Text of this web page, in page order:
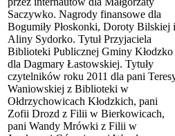
Saczywko. Nagrody finansowe dla
Bogumiły Płoskonki, Doroty Bilskiej i
Aliny Sydorko. Tytuł Przyjaciela
Biblioteki Publicznej Gminy Kłodzko
dla Dagmary Łastowskiej. Tytuły
czytelników roku 2011 dla pani
Waniowskiej z Biblioteki w
Ołdrzychowicach Kłodzkich, pani
Zofii Drozd z Filii w Bierkowicach,
pani Wandy Mrówki z Filii w